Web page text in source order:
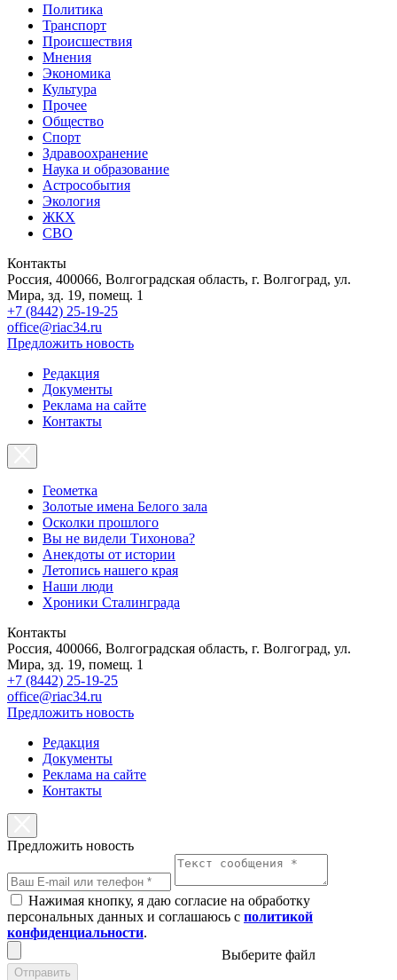
Политика
Транспорт
Происшествия
Мнения
Экономика
Культура
Прочее
Общество
Спорт
Здравоохранение
Наука и образование
Астрособытия
Экология
ЖКХ
СВО
Контакты
Россия, 400066, Волгоградская область, г. Волгоград, ул.
Мира, зд. 19, помещ. 1
+7 (8442) 25-19-25
office@riac34.ru
Предложить новость
Редакция
Документы
Реклама на сайте
Контакты
Геометка
Золотые имена Белого зала
Осколки прошлого
Вы не видели Тихонова?
Анекдоты от истории
Летопись нашего края
Наши люди
Хроники Сталинграда
Контакты
Россия, 400066, Волгоградская область, г. Волгоград, ул.
Мира, зд. 19, помещ. 1
+7 (8442) 25-19-25
office@riac34.ru
Предложить новость
Редакция
Документы
Реклама на сайте
Контакты
Предложить новость
Нажимая кнопку, я даю согласие на обработку
персональных данных и соглашаюсь с политикой
конфиденциальности.
Выберите файл
Отправить